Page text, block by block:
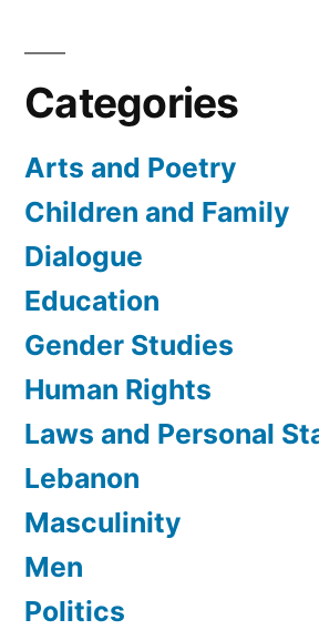
Categories
Arts and Poetry
Children and Family
Dialogue
Education
Gender Studies
Human Rights
Laws and Personal
Lebanon
Masculinity
Men
Politics